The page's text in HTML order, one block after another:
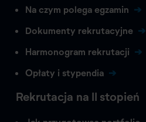
Na czym polega egzamin
Dokumenty rekrutacyjne
Harmonogram rekrutacji
Opłaty i stypendia
Rekrutacja na II stopień